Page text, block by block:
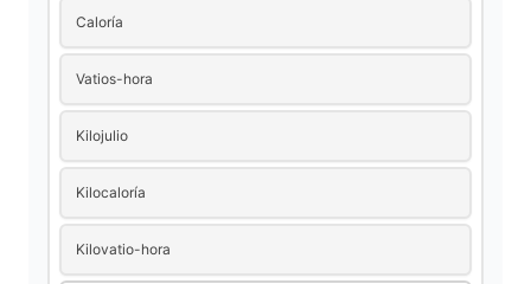
Caloría
Vatios-hora
Kilojulio
Kilocaloría
Kilovatio-hora